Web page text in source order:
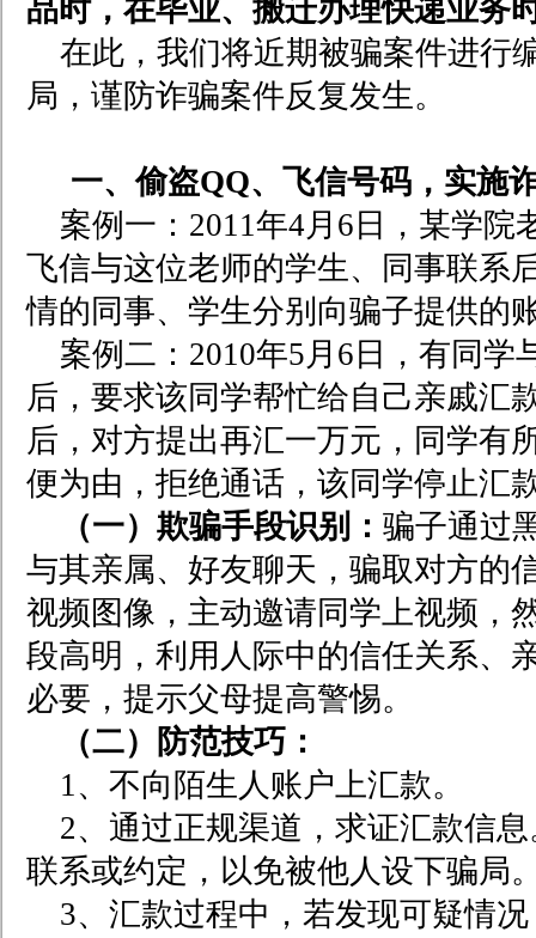
品时，在毕业、搬迁办理快递业务
在此，我们将近期被骗案件进行
局，谨防诈骗案件反复发生。
一、偷盗QQ、飞信号码，实施
案例一：2011年4月6日，某学
飞信与这位老师的学生、同事联系
情的同事、学生分别向骗子提供的
案例二：2010年5月6日，有同
后，要求该同学帮忙给自己亲戚汇
后，对方提出再汇一万元，同学有
便为由，拒绝通话，该同学停止汇
（一）欺骗手段识别： 骗子通过
与其亲属、好友聊天，骗取对方的
视频图像，主动邀请同学上视频，
段高明，利用人际中的信任关系、
必要，提示父母提高警惕。
（二）防范技巧：
1、不向陌生人账户上汇款。
2、通过正规渠道，求证汇款信
联系或约定，以免被他人设下骗局
3、汇款过程中，若发现可疑情